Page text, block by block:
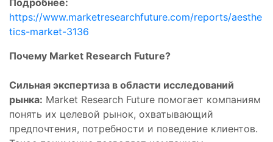
https://www.marketresearchfuture.com/reports/aesthe
tics-market-3136
Почему Market Research Future?
Сильная экспертиза в области исследований
рынка: Market Research Future помогает компаниям
понять их целевой рынок, охватывающий
предпочтения, потребности и поведение клиентов.